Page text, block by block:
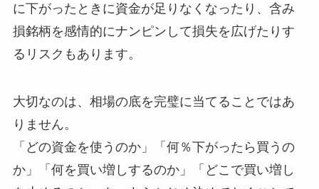
に下がったときに資金が足りなくなったり、含み
損銘柄を感情的にナンピンして損失を広げたりす
るリスクもあります。
大切なのは、相場の底を完璧に当てることではあ
りません。
「どの資金を使うのか」「何％下がったら買うの
か」「何を買い増しするのか」「どこで買い増し